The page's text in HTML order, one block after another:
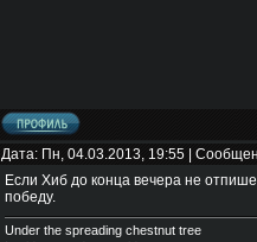
Дата: Пн, 04.03.2013, 19:55 |
Если Хиб до конца вечера не
победу.
Under the spreading chestnut tree